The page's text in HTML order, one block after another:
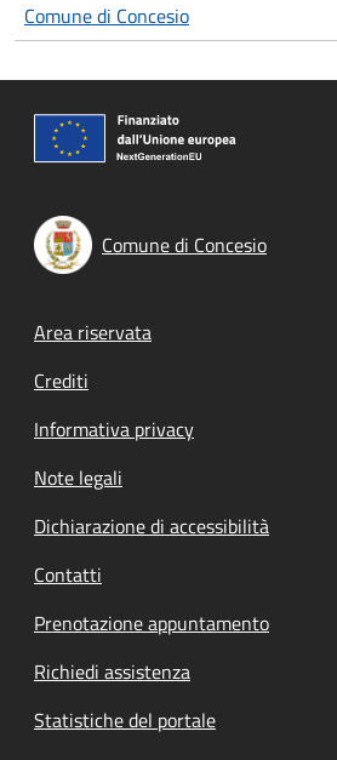
Comune di Concesio
Comune di Concesio
Footer menu
Area riservata
Crediti
Informativa privacy
Note legali
Dichiarazione di accessibilità
Contatti
Prenotazione appuntamento
Richiedi assistenza
Statistiche del portale